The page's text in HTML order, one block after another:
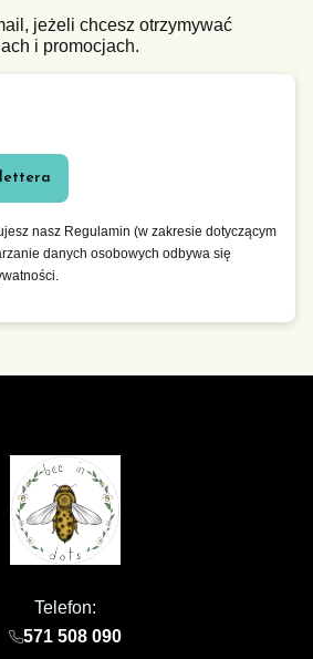
jeżeli chcesz otrzymywać
i promocjach.
nasz Regulamin (w zakresie dotyczącym
danych osobowych odbywa się
Telefon:
571 508 090